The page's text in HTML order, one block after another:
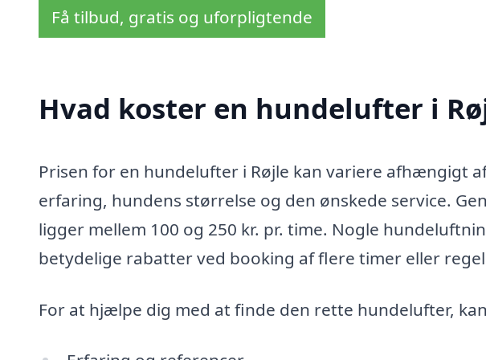
Få tilbud, gratis og uforpligtende
Hvad koster en hundelufter i
Prisen for en hundelufter i Røjle kan variere afhængigt
erfaring, hundens størrelse og den ønskede service.
ligger mellem 100 og 250 kr. pr. time. Nogle
betydelige rabatter ved booking af flere timer eller
For at hjælpe dig med at finde den rette hundelufter,